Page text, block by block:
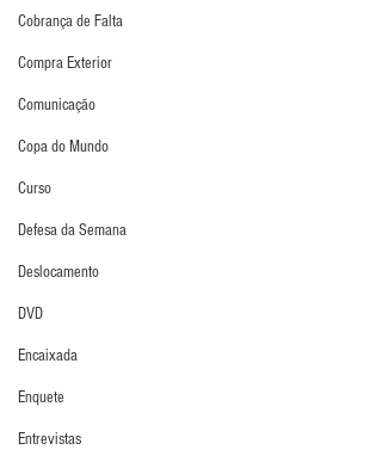
Cobrança de Falta
Compra Exterior
Comunicação
Copa do Mundo
Curso
Defesa da Semana
Deslocamento
DVD
Encaixada
Enquete
Entrevistas